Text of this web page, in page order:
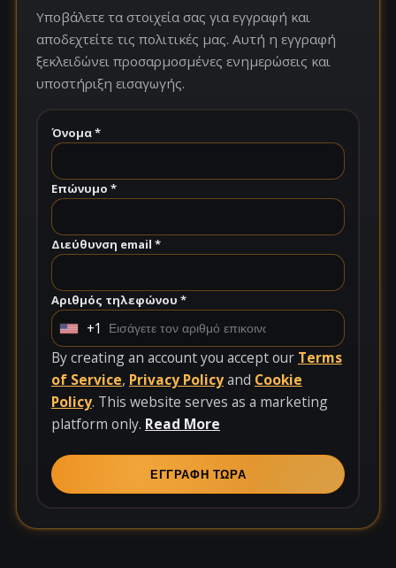
Υποβάλετε τα στοιχεία σας για εγγραφή και
αποδεχτείτε τις πολιτικές μας. Αυτή η εγγραφή
ξεκλειδώνει προσαρμοσμένες ενημερώσεις και
υποστήριξη εισαγωγής.
Όνομα *
Επώνυμο *
Διεύθυνση email *
Αριθμός τηλεφώνου *
U
n
i
t
e
t
a
t
+1
By creating an account you accept our Terms
of Service, Privacy Policyand Cookie
Policy. This website serves as a marketing
platform only. Read More
ΕΓΓΡΑΦΗ ΤΩΡΑ